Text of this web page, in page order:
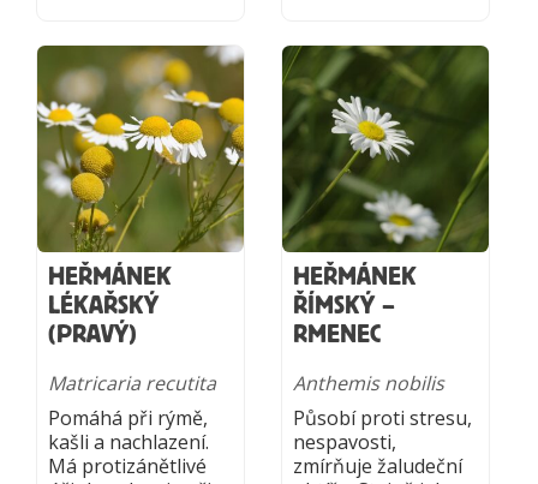
HEŘMÁNEK
LÉKAŘSKÝ
(PRAVÝ)
Matricaria recutita
Pomáhá při rýmě,
kašli a nachlazení.
Má protizánětlivé
HEŘMÁNEK
ŘÍMSKÝ –
RMENEC
Anthemis nobilis
Působí proti stresu,
nespavosti,
zmírňuje žaludeční